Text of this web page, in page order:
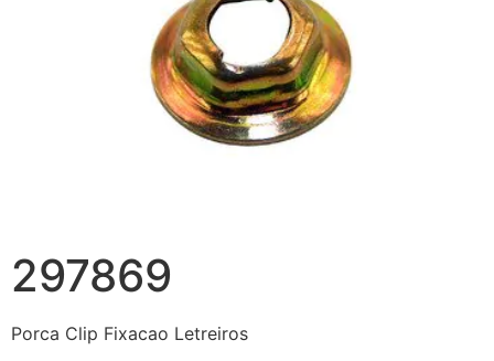
297869
Porca Clip Fixacao Letreiros